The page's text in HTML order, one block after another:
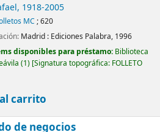
, 1918-2005
MC ; 620
Madrid : Ediciones Palabra, 1996
disponibles para préstamo: Biblioteca
(1) Signatura topográfica: FOLLETO
carrito
de negocios